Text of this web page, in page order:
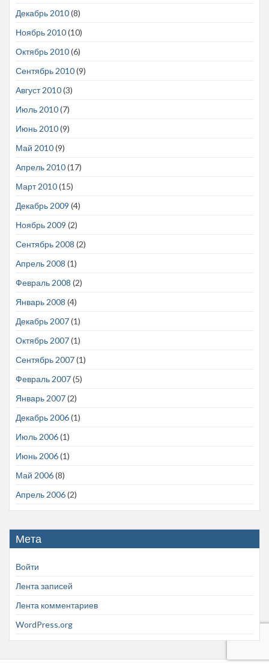
Декабрь 2010(8)
Ноябрь 2010(10)
Октябрь 2010(6)
Сентябрь 2010(9)
Август 2010(3)
Июль 2010(7)
Июнь 2010(9)
Май 2010(9)
Апрель 2010(17)
Март 2010(15)
Декабрь 2009 (4)
Ноябрь 2009 (2)
Сентябрь 2008 (2)
Апрель 2008 (1)
Февраль 2008 (2)
Январь 2008 (4)
Декабрь 2007(1)
Октябрь 2007(1)
Сентябрь 2007(1)
Февраль 2007(5)
Январь 2007(2)
Декабрь 2006(1)
Июль 2006(1)
Июнь 2006(1)
Май 2006(8)
Апрель 2006(2)
Мета
Войти
Лента записей
Лента комментариев
WordPress.org